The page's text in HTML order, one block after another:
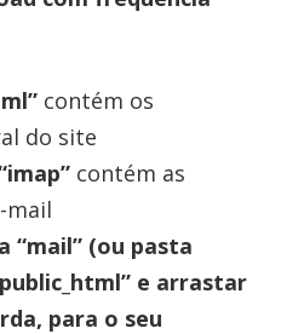
contém os
do site
contém as
mail
“mail” (ou pasta
e arrastar
para o seu